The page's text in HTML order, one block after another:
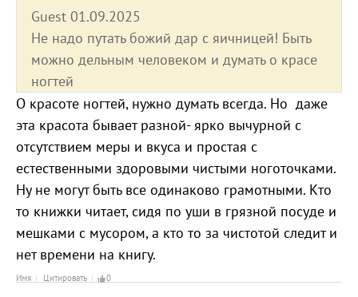
Guest 01.09.2025
Не надо путать божий дар с яичницей! Быть
можно дельным человеком и думать о красе
ногтей
О красоте ногтей, нужно думать всегда. Но даже
эта красота бывает разной- ярко вычурной с
отсутствием меры и вкуса и простая с
естественными здоровыми чистыми ноготочками.
Ну не могут быть все одинаково грамотными. Кто
то книжки читает, сидя по уши в грязной посуде и
мешками с мусором, а кто то за чистотой следит и
нет времени на книгу.
Имя Цитировать 0